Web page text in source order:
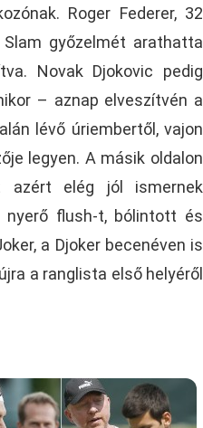
Roger Federer, 32
győzelmét arathatta
Novak Djokovic pedig
– aznap elveszítvén a
lévő úriembertől, vajon
legyen. A másik oldalon
azért elég jól ismernek
nyerő flush-t, bólintott és
a Djoker becenéven is
a ranglista első helyéről